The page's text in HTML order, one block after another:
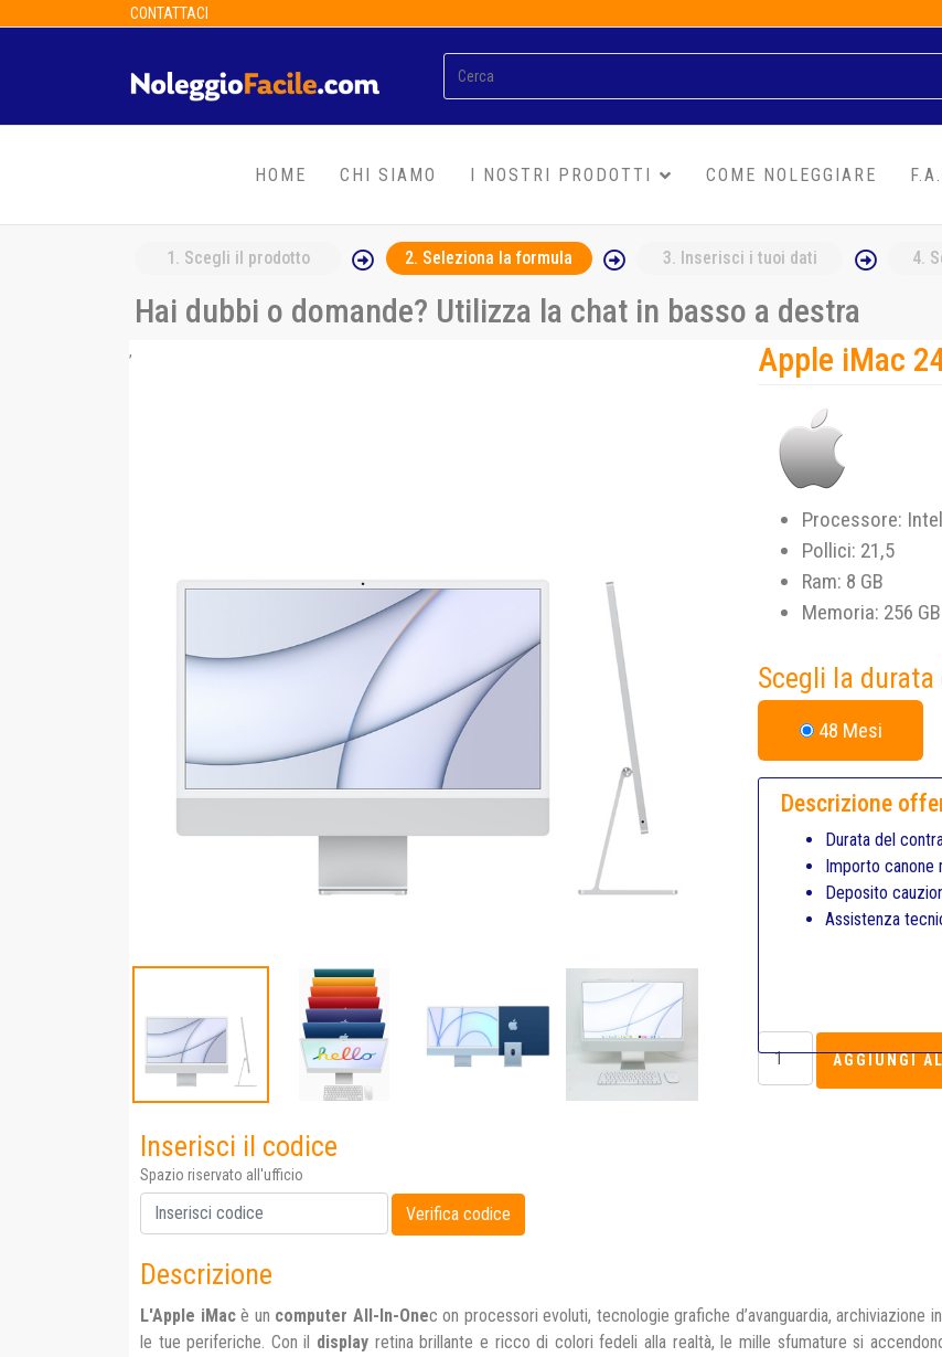
CONTATTACI
HOME CHI SIAMO I NOSTRI PRODOTTI COME NOLEGGIARE
1. Scegli il prodotto 2. Seleziona la formula 3. Inserisci i tuoi dati 4.
Hai dubbi o domande? Utilizza la chat in basso a destra
,
Inserisci il codice
Spazio riservato all'ufficio
Apple iMac
Processore:
Pollici: 21,5
Ram: 8 GB
Memoria: 256
Scegli la
48 Mesi
Descrizione
Durata del
Importo canone
Deposito
Assistenza
Descrizione
L'Apple iMacè un computer All-In-Onec on processori evoluti, tecnologie grafiche d’avanguardia, archiviazione
le tue periferiche. Con il display retina brillante e ricco di colori fedeli alla realtà, le mille sfumature si